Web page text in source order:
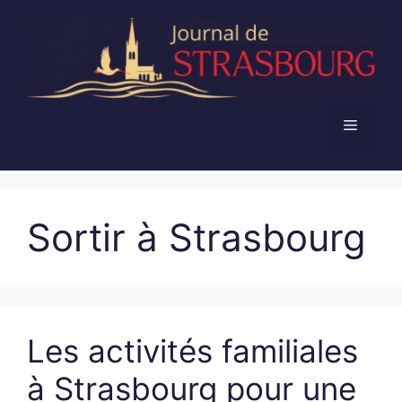
Menu
Sortir à Strasbourg
Les activités familiales
à Strasbourg pour une